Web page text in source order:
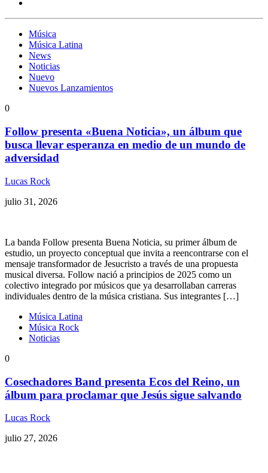
Música
Música Latina
News
Noticias
Nuevo
Nuevos Lanzamientos
0
Follow presenta «Buena Noticia», un álbum que
busca llevar esperanza en medio de un mundo de
adversidad
Lucas Rock
julio 31, 2026
La banda Follow presenta Buena Noticia, su primer álbum de
estudio, un proyecto conceptual que invita a reencontrarse con el
mensaje transformador de Jesucristo a través de una propuesta
musical diversa. Follow nació a principios de 2025 como un
colectivo integrado por músicos que ya desarrollaban carreras
individuales dentro de la música cristiana. Sus integrantes […]
Música Latina
Música Rock
Noticias
0
Cosechadores Band presenta Ecos del Reino, un
álbum para proclamar que Jesús sigue salvando
Lucas Rock
julio 27, 2026